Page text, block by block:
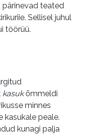
pärinevad teated
Sellisel juhul
töörüü.
kasukõmmeldi
minnes
kasukale peale.
kunagi palja